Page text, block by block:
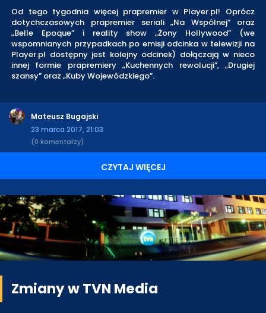
Od tego tygodnia więcej prapremier w Player.pl! Oprócz
dotychczasowych prapremier seriali „Na Wspólnej” oraz
„Belle Epoque” i reality show „Żony Hollywood” (we
wspomnianych przypadkach po emisji odcinka w telewizji na
Player.pl dostępny jest kolejny odcinek) dołączają w nieco
innej formie prapremiery „Kuchennych rewolucji”, „Drugiej
szansy” oraz „Kuby Wojewódzkiego”.
Mateusz Bugajski
23 marca 2017, 21:03
(0 komentarzy)
CZYTAJ WIĘCEJ
Zmiany w TVN Media